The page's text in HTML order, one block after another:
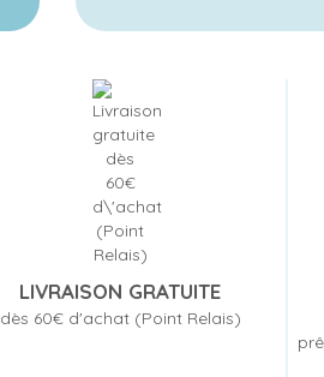
LIVRAISON GRATUITE
dès 60€ d'achat (Point Relais)